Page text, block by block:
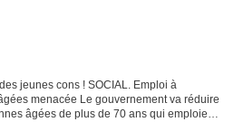
jeunes cons ! SOCIAL. Emploi à
menacée Le gouvernement va réduire
âgées de plus de 70 ans qui emploient